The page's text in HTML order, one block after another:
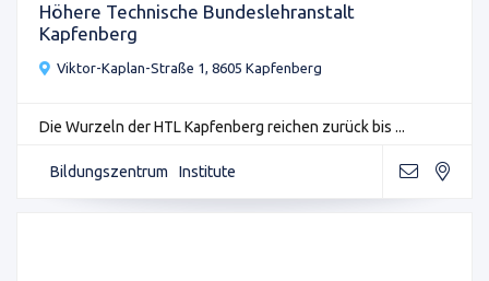
Höhere Technische Bundeslehranstalt
Kapfenberg
Viktor-Kaplan-Straße 1, 8605 Kapfenberg
Die Wurzeln der HTL Kapfenberg reichen zurück bis ...
Bildungszentrum Institute